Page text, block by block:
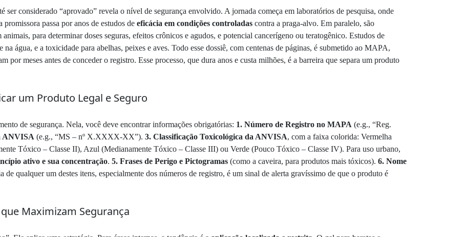
ser considerado “aprovado” revela o nível de segurança envolvido. A jornada começa em laboratórios de pesquisa, onde
passa por anos de estudos de eficácia em condições controladas contra a praga-alvo. Em paralelo, são
animais, para determinar doses seguras, efeitos crônicos e agudos, e potencial cancerígeno ou teratogênico. Estudos de
na água, e a toxicidade para abelhas, peixes e aves. Todo esse dossiê, com centenas de páginas, é submetido ao MAPA,
meses antes de conceder o registro. Esse processo, que dura anos e custa milhões, é a barreira que separa um produto
um Produto Legal e Seguro
de segurança. Nela, você deve encontrar informações obrigatórias: 1. Número de Registro no MAPA (e.g., “Reg.
ANVISA (e.g., “MS – nº X.XXXX-XX”). 3. Classificação Toxicológica da ANVISA, com a faixa colorida: Vermelha
Tóxico – Classe II), Azul (Medianamente Tóxico – Classe III) ou Verde (Pouco Tóxico – Classe IV). Para uso urbano,
ativo e sua concentração. 5. Frases de Perigo e Pictogramas (como a caveira, para produtos mais tóxicos). 6. Nome
de qualquer um destes itens, especialmente dos números de registro, é um sinal de alerta gravíssimo de que o produto é
Maximizam Segurança